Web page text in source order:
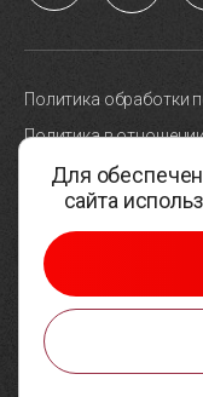
© 2005-2026, Парк
Разработка сайтов —
Политика обработки
Политика в
Карта сайта
Выбор настроек
Для
сайта